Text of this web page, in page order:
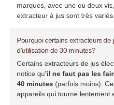
marques, avec une ou deux
extracteur à jus sont très
Pourquoi certains extracteurs de
d’utilisation de 30 minutes?
Certains extracteurs de jus
notice qu'il ne faut pas les
40 minutes (parfois moins).
appareils qui tourne lentement